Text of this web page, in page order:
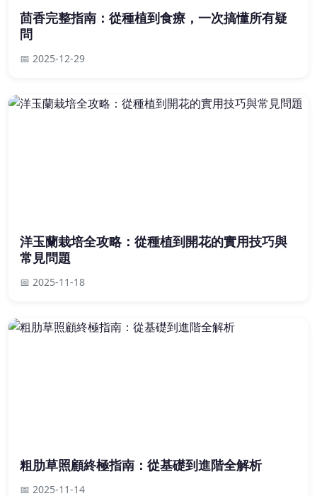
茴香完整指南：從種植到食療，一次搞懂所有疑
問
📅 2025-12-29
洋玉蘭栽培全攻略：從種植到開花的實用技巧與
常見問題
📅 2025-11-18
粗肋草照顧終極指南：從基礎到進階全解析
📅 2025-11-14